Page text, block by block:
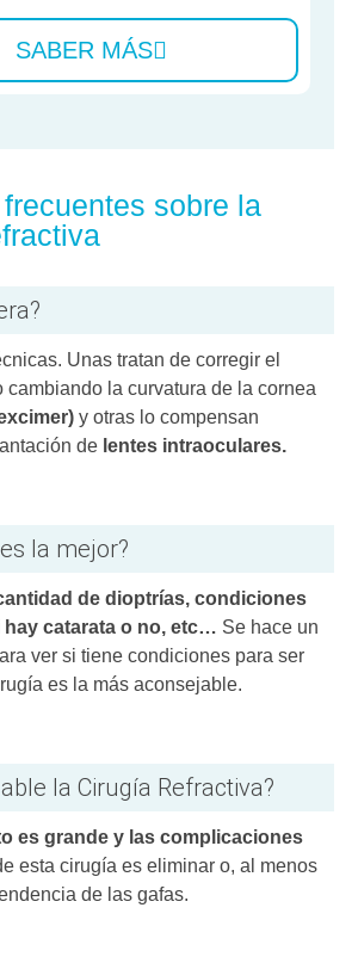
SABER MÁS
sobre la
Unas tratan de corregir el
cambiando la curvatura de la cornea
y otras lo compensan
de lentes intraoculares.
la mejor?
de dioptrías, condiciones
hay catarata o no, etc… Se hace un
ver si tiene condiciones para ser
es la más aconsejable.
la Cirugía Refractiva?
es grande y las complicaciones
esta cirugía es eliminar o, al menos
de las gafas.